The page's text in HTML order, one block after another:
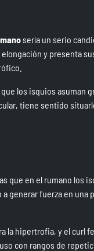
sería un serio
y presenta
los isquios asuman
tiene sentido
que en el rumano los
generar fuerza en una
la hipertrofia, y el curl
con rangos de